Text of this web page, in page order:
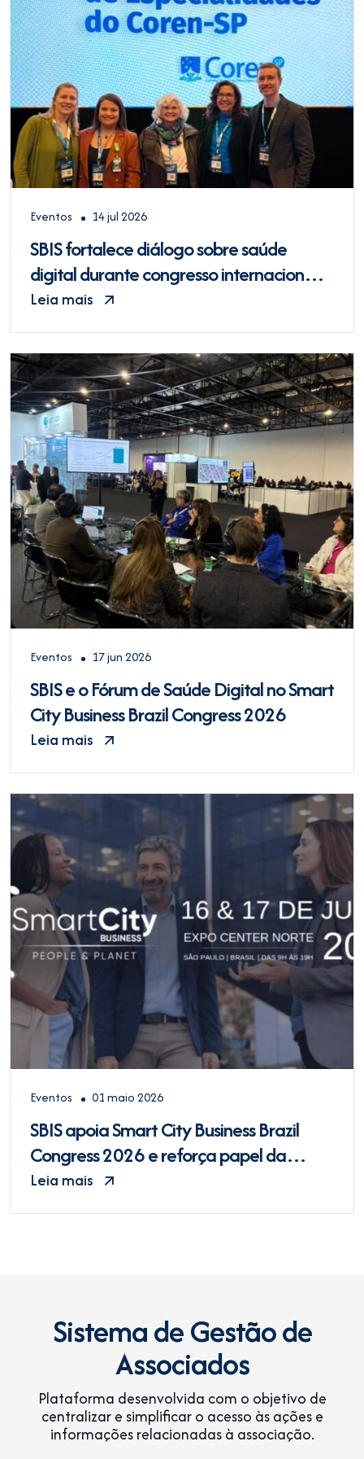
Eventos 14 jul 2026
SBIS fortalece diálogo sobre saúde
digital durante congresso internacional
do Coren-SP
Leia mais
Eventos 17 jun 2026
SBIS e o Fórum de Saúde Digital no Smart
City Business Brazil Congress 2026
Leia mais
Eventos 01 maio 2026
SBIS apoia Smart City Business Brazil
Congress 2026 e reforça papel da
saúde digital nas cidades inteligentes
Leia mais
Sistema de Gestão de
Associados
Plataforma desenvolvida com o objetivo de
centralizar e simplificar o acesso às ações e
informações relacionadas à associação.